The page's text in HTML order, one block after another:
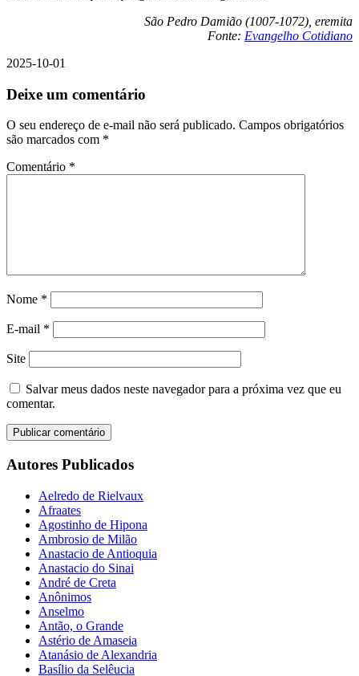
São Pedro Damião (1007-1072), eremita
Fonte: Evangelho Cotidiano
2025-10-01
Deixe um comentário
O seu endereço de e-mail não será publicado. Campos obrigatórios
são marcados com *
Comentário *
Nome *
E-mail *
Site
Salvar meus dados neste navegador para a próxima vez que eu
comentar.
Autores Publicados
Aelredo de Rielvaux
Afraates
Agostinho de Hipona
Ambrosio de Milão
Anastacio de Antioquia
Anastacio do Sinai
André de Creta
Anônimos
Anselmo
Antão, o Grande
Astério de Amaseia
Atanásio de Alexandria
Basílio da Selêucia